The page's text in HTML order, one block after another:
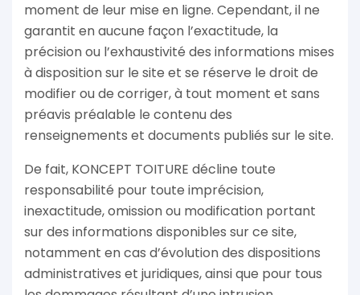
moment de leur mise en ligne. Cependant, il ne
garantit en aucune façon l’exactitude, la
précision ou l’exhaustivité des informations mises
à disposition sur le site et se réserve le droit de
modifier ou de corriger, à tout moment et sans
préavis préalable le contenu des
renseignements et documents publiés sur le site.
De fait, KONCEPT TOITURE décline toute
responsabilité pour toute imprécision,
inexactitude, omission ou modification portant
sur des informations disponibles sur ce site,
notamment en cas d’évolution des dispositions
administratives et juridiques, ainsi que pour tous